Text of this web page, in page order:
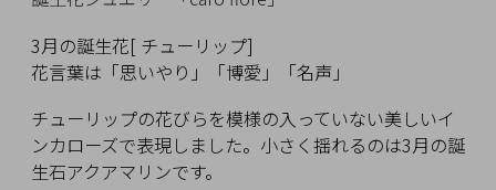
3月の誕生花[ チューリップ]
花言葉は「思いやり」「博愛」「名声」
チューリップの花びらを模様の入っていない美しいイ
ンカローズで表現しました。小さく揺れるのは3月の誕
生石アクアマリンです。
ー
ジ
お